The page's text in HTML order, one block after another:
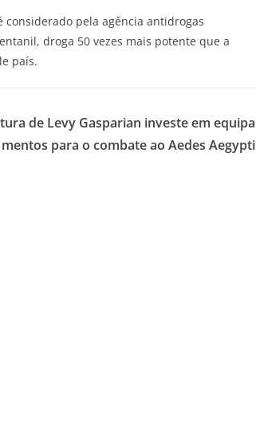
considerado pela agência antidrogas
droga 50 vezes mais potente que a
país.
de Levy Gasparian investe em equipa
mentos para o combate ao Aedes Aegypti